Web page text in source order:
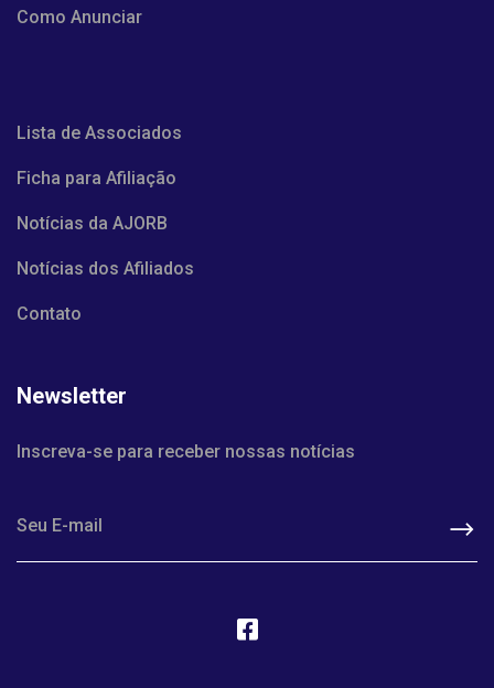
Como Anunciar
Lista de Associados
Ficha para Afiliação
Notícias da AJORB
Notícias dos Afiliados
Contato
Newsletter
Inscreva-se para receber nossas notícias